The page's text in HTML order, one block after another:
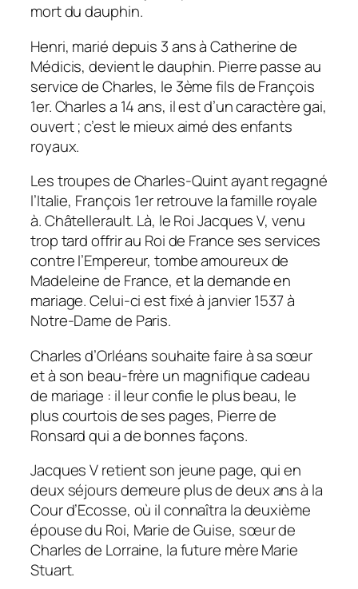
mort du dauphin.
Henri, marié depuis 3 ans à Catherine de
Médicis, devient le dauphin. Pierre passe au
service de Charles, le 3ème fils de François
1er. Charles a 14 ans, il est d’un caractère gai,
ouvert ; c’est le mieux aimé des enfants
royaux.
Les troupes de Charles-Quint ayant regagné
l’Italie, François 1er retrouve la famille royale
à. Châtellerault. Là, le Roi Jacques V, venu
trop tard offrir au Roi de France ses services
contre l’Empereur, tombe amoureux de
Madeleine de France, et la demande en
mariage. Celui-ci est fixé à janvier 1537 à
Notre-Dame de Paris.
Charles d’Orléans souhaite faire à sa sœur
et à son beau-frère un magnifique cadeau
de mariage : il leur confie le plus beau, le
plus courtois de ses pages, Pierre de
Ronsard qui a de bonnes façons.
Jacques V retient son jeune page, qui en
deux séjours demeure plus de deux ans à la
Cour d’Ecosse, où il connaîtra la deuxième
épouse du Roi, Marie de Guise, sœur de
Charles de Lorraine, la future mère Marie
Stuart.